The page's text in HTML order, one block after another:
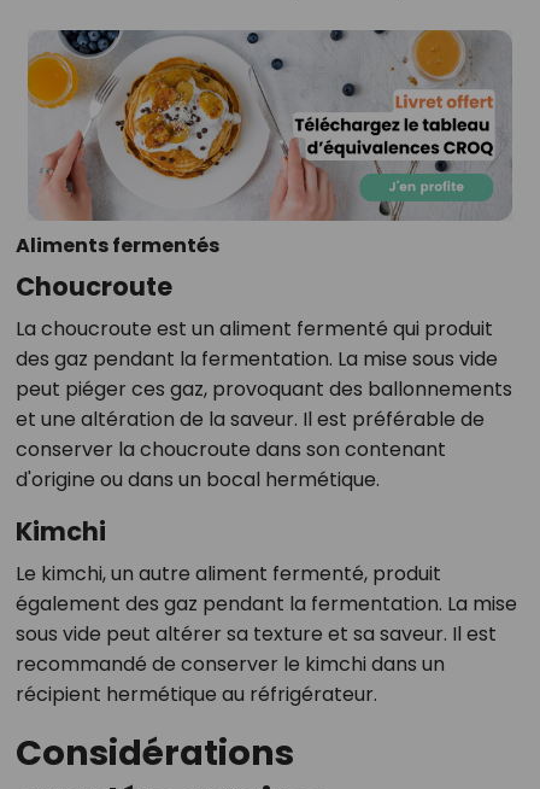
Aliments fermentés
Choucroute
La choucroute est un aliment fermenté qui produit
des gaz pendant la fermentation. La mise sous vide
peut piéger ces gaz, provoquant des ballonnements
et une altération de la saveur. Il est préférable de
conserver la choucroute dans son contenant
d'origine ou dans un bocal hermétique.
Kimchi
Le kimchi, un autre aliment fermenté, produit
également des gaz pendant la fermentation. La mise
sous vide peut altérer sa texture et sa saveur. Il est
recommandé de conserver le kimchi dans un
récipient hermétique au réfrigérateur.
Considérations